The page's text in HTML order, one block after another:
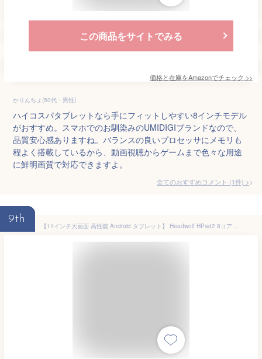
この商品をサイトでみる
価格と在庫をAmazonでチェック >>
かりんちょ(50代・男性)
ハイコスパタブレットなら手にフィットしやすい8インチモデル
がおすすめ。スマホでのお馴染みのUMIDIGIブランドなので、
品質安心感ありますね。バランスの良いプロセッサにメモリも
程よく搭載しているから、動画視聴からゲームまで色々な用途
に鮮明画質で対応できますよ。
全てのおすすめコメント (1件) >
9th
【11インチ大画面 高性能 Android タブレット】 Headwolf HPad2 8コアCPU(最大2.0GHz) 8GB RAM＋256GB ROM＋2TB拡張 2K （2000×1200） IPS液晶 顔認証対応 GMS認証済み 7680mAh大容量バッテリー 20W PD急速充電 Wi-Fi＆4G LTE対応 Bluetooth5.0＋GPS 日本語説明書付き (グレー)